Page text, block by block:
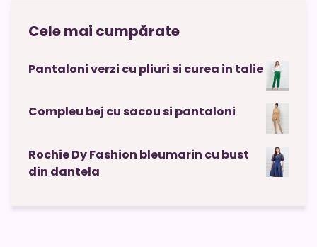
Cele mai cumpărate
Pantaloni verzi cu pliuri si curea in talie
Compleu bej cu sacou si pantaloni
Rochie Dy Fashion bleumarin cu bust
din dantela